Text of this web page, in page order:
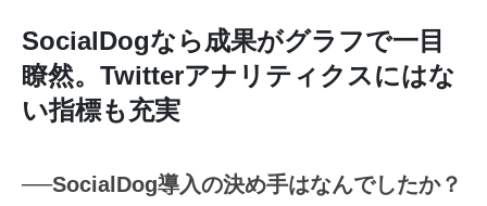
SocialDogなら成果がグラフで一目
瞭然。Twitterアナリティクスにはな
い指標も充実
──SocialDog導入の決め手はなんでしたか？